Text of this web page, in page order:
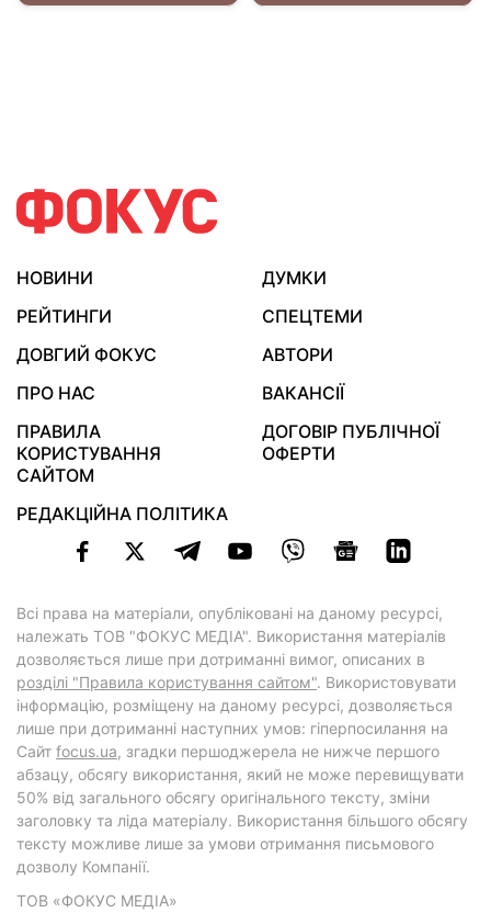
НОВИНИ
ДУМКИ
РЕЙТИНГИ
СПЕЦТЕМИ
ДОВГИЙ ФОКУС
АВТОРИ
ПРО НАС
ВАКАНСІЇ
ПРАВИЛА
КОРИСТУВАННЯ
САЙТОМ
ДОГОВІР ПУБЛІЧНОЇ
ОФЕРТИ
РЕДАКЦІЙНА ПОЛІТИКА
Всі права на матеріали, опубліковані на даному ресурсі,
належать ТОВ "ФОКУС МЕДІА". Використання матеріалів
дозволяється лише при дотриманні вимог, описаних в
розділі "Правила користування сайтом". Використовувати
інформацію, розміщену на даному ресурсі, дозволяється
лише при дотриманні наступних умов: гіперпосилання на
Cайт focus.ua, згадки першоджерела не нижче першого
абзацу, обсягу використання, який не може перевищувати
50% від загального обсягу оригінального тексту, зміни
заголовку та ліда матеріалу. Використання більшого обсягу
тексту можливе лише за умови отримання письмового
дозволу Компанії.
ТОВ «ФОКУС МЕДІА»